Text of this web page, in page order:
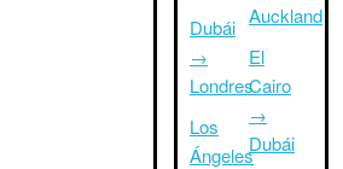
Dubái
→
Londres
Los
Ángeles
Auckland
El
Cairo
→
Dubái